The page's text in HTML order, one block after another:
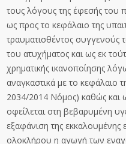
τους λόγους της έφεσής του
ως προς το κεφάλαιο της
τραυματισθέντος
του ατυχήματος και ως εκ
χρηματικής ικανοποίησης
αναγκαστικά με το κεφάλαιο
2034/2014 Νόμος) καθώς και
οφείλεται στη βεβαρυμένη
εξαφάνιση της εκκαλουμένης
ολοκλήρου η αγωγή των